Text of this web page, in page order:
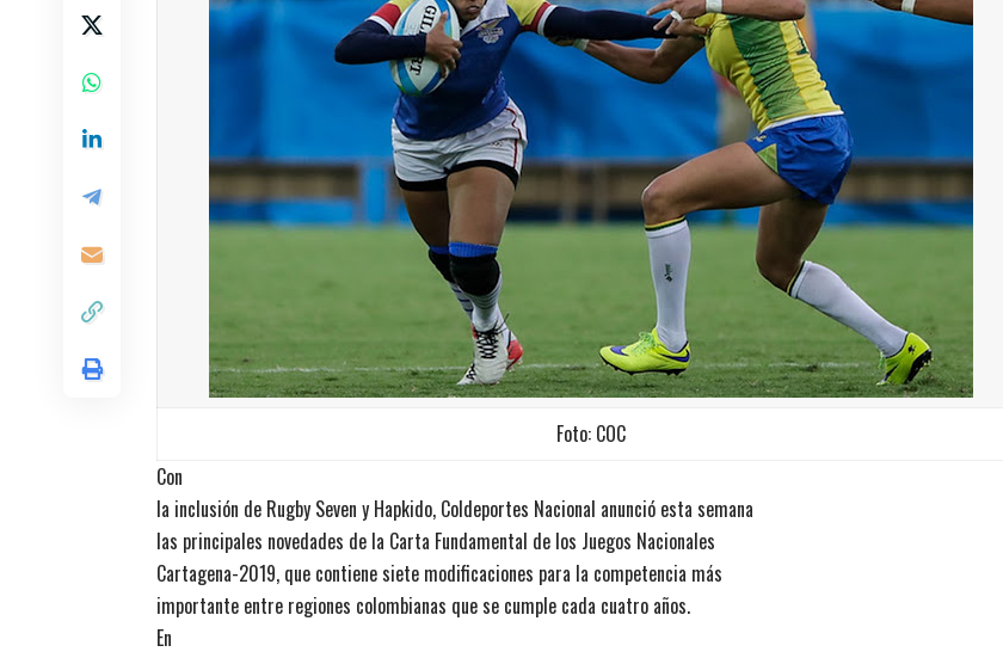
Foto: COC
Con
la inclusión de Rugby Seven y Hapkido, Coldeportes Nacional anunció esta semana
las principales novedades de la Carta Fundamental de los Juegos Nacionales
Cartagena-2019, que contiene siete modificaciones para la competencia más
importante entre regiones colombianas que se cumple cada cuatro años.
En